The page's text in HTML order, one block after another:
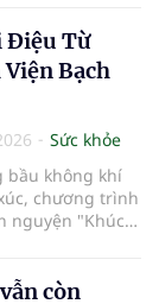
Điệu Từ
Bạch
Sức khỏe
bầu không khí
chương trình
nguyện "Khúc
tiên tại Bệnh
còn